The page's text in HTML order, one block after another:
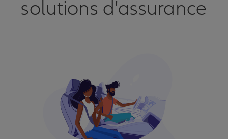
solutions d'assurance